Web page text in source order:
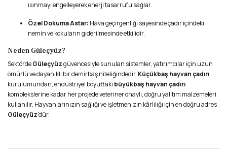
ısınmayı engelleyerek enerji tasarrufu sağlar.
Özel Dokuma Astar: Hava geçirgenliği sayesinde çadır içindeki
nemin ve kokuların giderilmesinde etkilidir.
Neden Güleçyüz?
SektördeGüleçyüzgüvencesiyle sunulan sistemler, yatırımcılar için uzun
ömürlü ve dayanıklı bir demirbaş niteliğindedir. Küçükbaş hayvan çadırı
kurulumundan, endüstriyel boyuttaki büyükbaş hayvan çadırı
komplekslerine kadar her projede veteriner onaylı, doğru yalıtım malzemeleri
kullanılır. Hayvanlarınızın sağlığı ve işletmenizin kârlılığı için en doğru adres
Güleçyüz'dür.